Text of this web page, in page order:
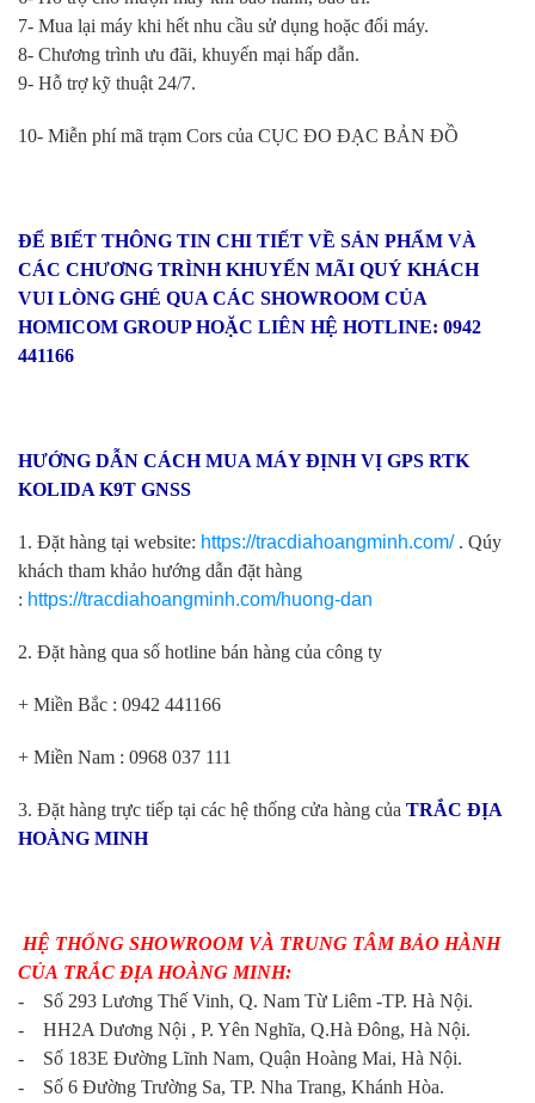
7- Mua lại máy khi hết nhu cầu sử dụng hoặc đổi máy.
8- Chương trình ưu đãi, khuyến mại hấp dẫn.
9- Hỗ trợ kỹ thuật 24/7.
10- Miễn phí mã trạm Cors của CỤC ĐO ĐẠC BẢN ĐỒ
ĐỂ BIẾT THÔNG TIN CHI TIẾT VỀ SẢN PHẨM VÀ
CÁC CHƯƠNG TRÌNH KHUYẾN MÃI QUÝ KHÁCH
VUI LÒNG GHÉ QUA CÁC SHOWROOM CỦA
HOMICOM GROUP HOẶC LIÊN HỆ HOTLINE: 0942
441166
HƯỚNG DẪN CÁCH MUA MÁY ĐỊNH VỊ GPS RTK
KOLIDA K9T GNSS
1. Đặt hàng tại website: https://tracdiahoangminh.com/. Qúy
khách tham khảo hướng dẫn đặt hàng
: https://tracdiahoangminh.com/huong-dan
2. Đặt hàng qua số hotline bán hàng của công ty
+ Miền Bắc : 0942 441166
+ Miền Nam : 0968 037 111
3. Đặt hàng trực tiếp tại các hệ thống cửa hàng của TRẮC ĐỊA
HOÀNG MINH
HỆ THỐNG SHOWROOM VÀ TRUNG TÂM BẢO HÀNH
CỦA TRẮC ĐỊA HOÀNG MINH:
- Số 293 Lương Thế Vinh, Q. Nam Từ Liêm -TP. Hà Nội.
- HH2A Dương Nội , P. Yên Nghĩa, Q.Hà Đông, Hà Nội.
- Số 183E Đường Lĩnh Nam, Quận Hoàng Mai, Hà Nội.
- Số 6 Đường Trường Sa, TP. Nha Trang, Khánh Hòa.